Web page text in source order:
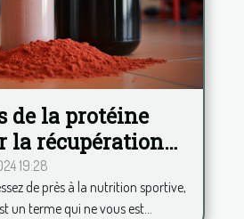
de la protéine
la récupération
après
19:28
de près à la nutrition sportive,
un terme qui ne vous est...